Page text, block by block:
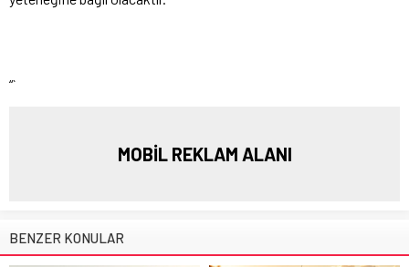
“`
MOBİL REKLAM ALANI
BENZER KONULAR